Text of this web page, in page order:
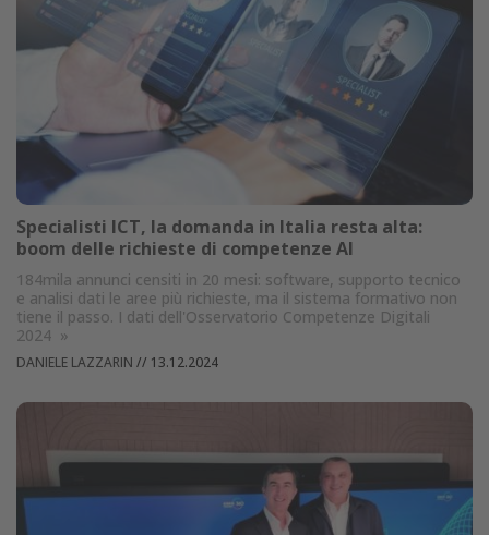
Specialisti ICT, la domanda in Italia resta alta:
boom delle richieste di competenze AI
184mila annunci censiti in 20 mesi: software, supporto tecnico
e analisi dati le aree più richieste, ma il sistema formativo non
tiene il passo. I dati dell'Osservatorio Competenze Digitali
2024 »
DANIELE LAZZARIN // 13.12.2024